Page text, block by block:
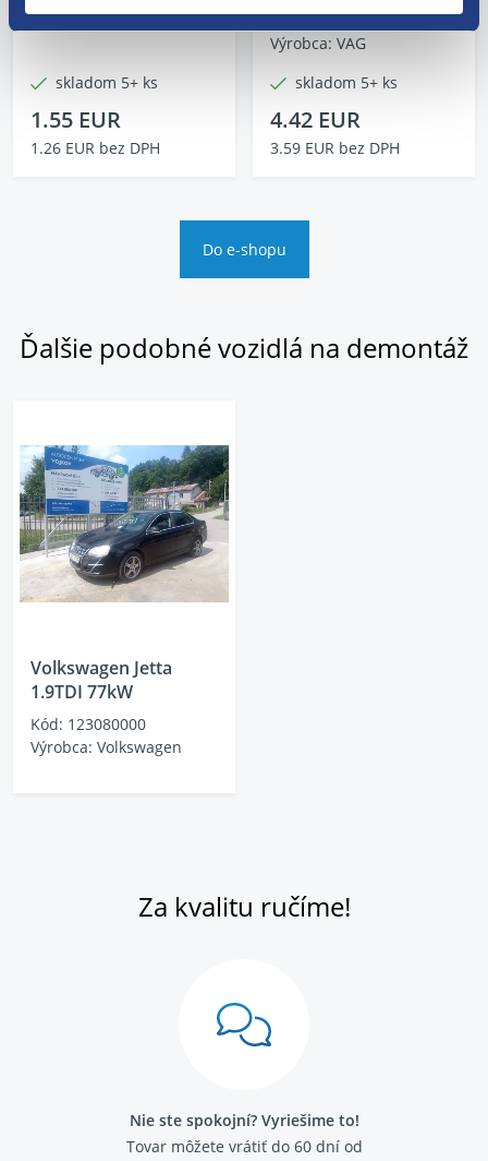
Výrobca: AFTER MARKET
skladom 5+ ks
1.55 EUR
1.26 EUR bez DPH
Stav dielu: použitý diel
Výrobca: VAG
skladom 5+ ks
4.42 EUR
3.59 EUR bez DPH
Do e-shopu
Ďalšie podobné vozidlá na demontáž
Volkswagen Jetta
1.9TDI 77kW
Kód: 123080000
Výrobca: Volkswagen
Za kvalitu ručíme!
Nie ste spokojní? Vyriešime to!
Tovar môžete vrátiť do 60 dní od